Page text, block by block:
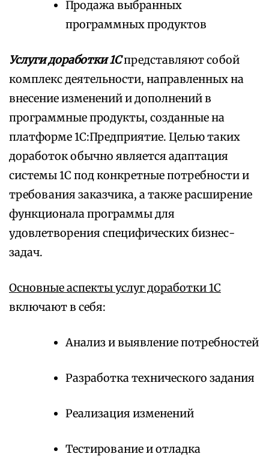
Продажа выбранных
программных продуктов
Услуги доработки 1Спредставляют собой
комплекс деятельности, направленных на
внесение изменений и дополнений в
программные продукты, созданные на
платформе 1С:Предприятие. Целью таких
доработок обычно является адаптация
системы 1С под конкретные потребности и
требования заказчика, а также расширение
функционала программы для
удовлетворения специфических бизнес-
задач.
Основные аспекты услуг доработки 1С
включают в себя:
Анализ и выявление потребностей
Разработка технического задания
Реализация изменений
Тестирование и отладка